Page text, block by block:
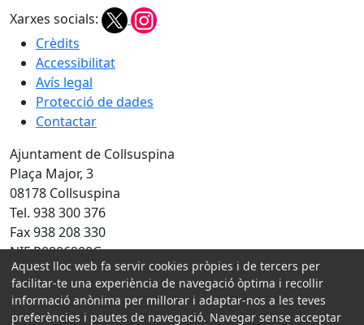
Xarxes socials:
Crèdits
Accessibilitat
Avís legal
Protecció de dades
Contactar
Ajuntament de Collsuspina
Plaça Major, 3
08178 Collsuspina
Tel. 938 300 376
Fax 938 208 330
NIF P0806900G
Amb la col·laboració de:
Aquest lloc web fa servir cookies pròpies i de tercers per
facilitar-te una experiència de navegació òptima i recollir
informació anònima per millorar i adaptar-nos a les teves
preferències i pautes de navegació. Navegar sense acceptar